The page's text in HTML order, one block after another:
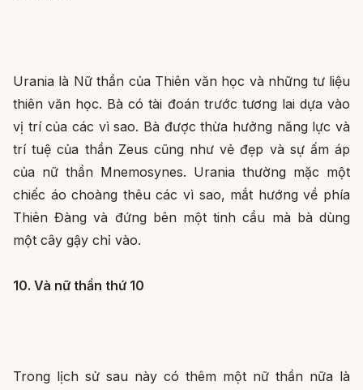
Urania là Nữ thần của Thiên văn học và những tư liệu
thiên văn học. Bà có tài đoán trước tương lai dựa vào
vị trí của các vì sao. Bà được thừa hưởng năng lực và
trí tuệ của thần Zeus cũng như vẻ đẹp và sự ấm áp
của nữ thần Mnemosynes. Urania thường mặc một
chiếc áo choàng thêu các vì sao, mắt hướng về phía
Thiên Đàng và đứng bên một tinh cầu mà bà dùng
một cây gậy chỉ vào.
10. Và nữ thần thứ 10
Trong lịch sử sau này có thêm một nữ thần nữa là